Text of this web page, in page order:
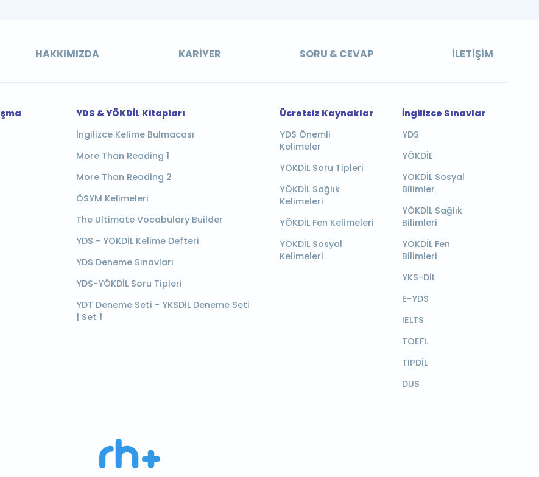
HAKKIMIZDA KARIYER SORU & CEVAP İLETIŞIM
YDS & YÖKDİL Kitapları
İngilizce Kelime Bulmacası
More Than Reading 1
More Than Reading 2
ÖSYM Kelimeleri
The Ultimate Vocabulary Builder
YDS - YÖKDİL Kelime Defteri
YDS Deneme Sınavları
YDS-YÖKDİL Soru Tipleri
YDT Deneme Seti - YKSDİL Deneme Seti
| Set 1
Ücretsiz Kaynaklar
YDS Önemli
Kelimeler
YÖKDİL Soru Tipleri
YÖKDİL Sağlık
Kelimeleri
YÖKDİL Fen Kelimeleri
YÖKDİL Sosyal
Kelimeleri
İngilizce Sınavlar
YDS
YÖKDİL
YÖKDİL Sosyal
Bilimler
YÖKDİL Sağlık
Bilimleri
YÖKDİL Fen
Bilimleri
YKS-DİL
E-YDS
IELTS
TOEFL
TIPDİL
DUS